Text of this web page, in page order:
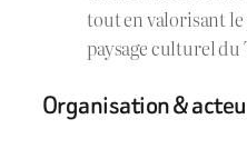
tout en valorisant
paysage culturel du
Organisation &